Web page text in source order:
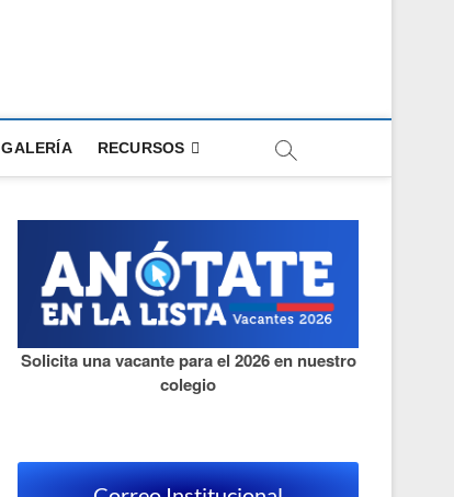
GALERÍA RECURSOS
Solicita una vacante para el 2026 en nuestro
colegio